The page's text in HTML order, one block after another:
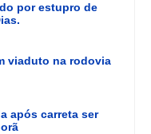
por estupro de
viaduto na rodovia
após carreta ser